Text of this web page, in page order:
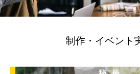
制作・イベント